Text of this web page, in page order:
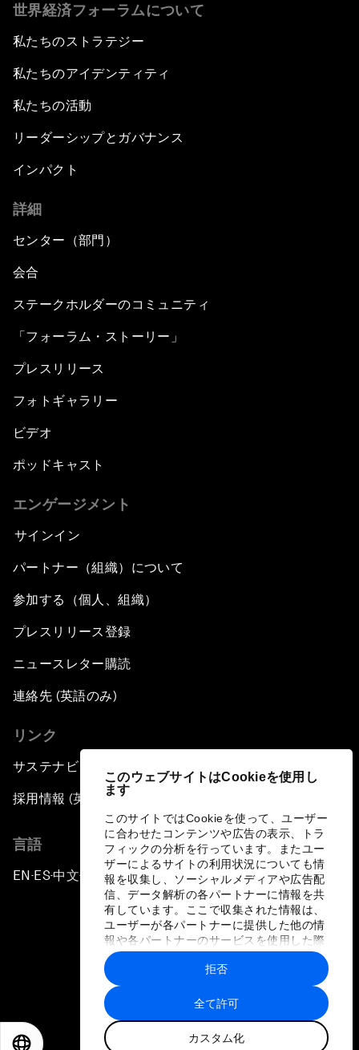
このウェブサイトはCookieを使用し
ます
このサイトではCookieを使って、ユーザー
に合わせたコンテンツや広告の表示、トラ
フィックの分析を行っています。またユー
ザーによるサイトの利用状況についても情
報を収集し、ソーシャルメディアや広告配
信、データ解析の各パートナーに情報を共
有しています。ここで収集された情報は、
ユーザーが各パートナーに提供した他の情
報や各パートナーのサービスを使用した際
に収集された情報と組み合わされ、各パー
トナーによって使用されることがありま
す。
全て許可
カスタム化
拒否
世界経済フォーラムについて
私たちのストラテジー
私たちのアイデンティティ
私たちの活動
リーダーシップとガバナンス
インパクト
詳細
センター（部門）
会合
ステークホルダーのコミュニティ
「フォーラム・ストーリー」
プレスリリース
フォトギャラリー
ビデオ
ポッドキャスト
エンゲージメント
サインイン
パートナー（組織）について
参加する（個人、組織）
プレスリリース登録
ニュースレター購読
連絡先 (英語のみ)
リンク
サステナビリティへの取り組み
採用情報 (英語のみ)
言語
EN ▪ES▪中文▪ 日本語
プライバシーポリシーと利用規約
サイトマップ
©
世界経済フォーラム